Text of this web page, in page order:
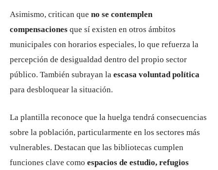
Asimismo, critican que no se contemplen
compensaciones que sí existen en otros ámbitos
municipales con horarios especiales, lo que refuerza la
percepción de desigualdad dentro del propio sector
público. También subrayan la escasa voluntad política
para desbloquear la situación.
La plantilla reconoce que la huelga tendrá consecuencias
sobre la población, particularmente en los sectores más
vulnerables. Destacan que las bibliotecas cumplen
funciones clave como espacios de estudio, refugios